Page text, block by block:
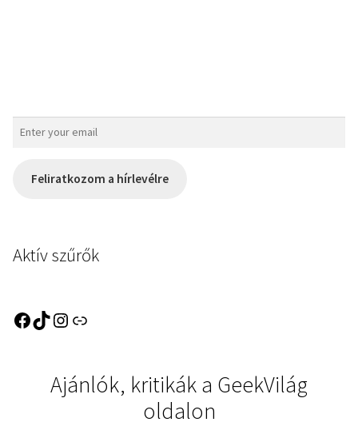
Feliratkozom a hírlevélre
Aktív szűrők
Ajánlók, kritikák a GeekVilág
oldalon